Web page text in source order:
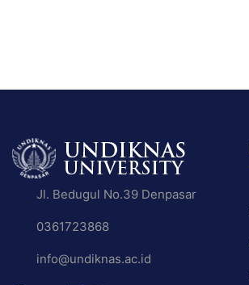
Jl. Bedugul No.39 Denpasar
0361723868
info@undiknas.ac.id